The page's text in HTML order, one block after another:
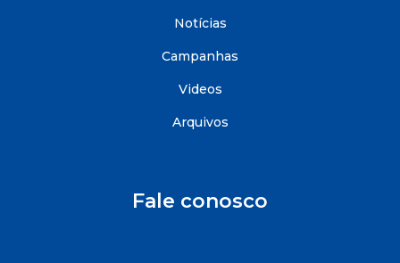
Notícias
Campanhas
Videos
Arquivos
Fale conosco